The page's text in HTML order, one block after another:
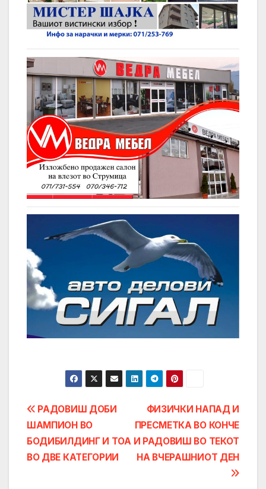
Post
navigation
ФИЗИЧКИ НАПАД И
ПРЕСМЕТКA ВО КОНЧЕ
И РАДОВИШ ВО ТЕКОТ
НА ВЧЕРАШНИОТ ДЕН
РАДОВИШ ДОБИ
ШАМПИОН ВО
БОДИБИЛДИНГ И ТОА
ВО ДВЕ КАТЕГОРИИ